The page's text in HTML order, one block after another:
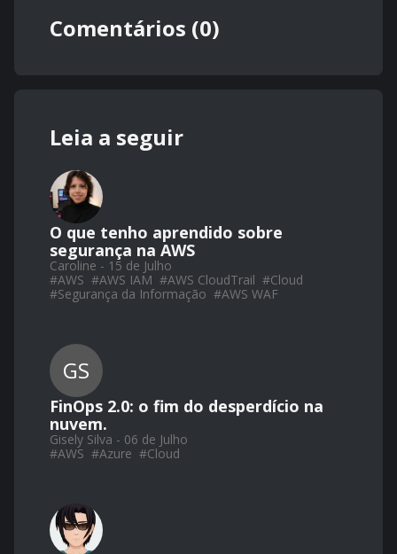
Comentários (0)
Leia a seguir
O que tenho aprendido sobre
segurança na AWS
Caroline - 15 de Julho
#AWS #AWS IAM #AWS CloudTrail #Cloud
#Segurança da Informação #AWS WAF
GS
FinOps 2.0: o fim do desperdício na
nuvem.
Gisely Silva - 06 de Julho
#AWS #Azure #Cloud